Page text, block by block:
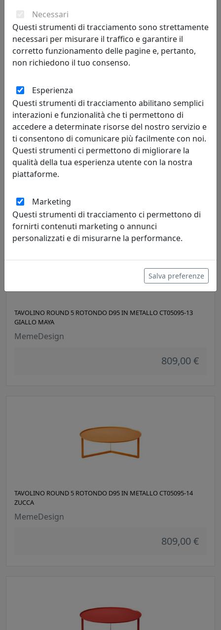
TAVOLINO ROUND 5 ROTONDO D95 IN METALLO CT05095-12
NERO
MemeDesign
TAVOLINO ROUND 5 ROTONDO D95 IN METALLO CT05095-13
GIALLO MAYA
MemeDesign
809,00 €
TAVOLINO ROUND 5 ROTONDO D95 IN METALLO CT05095-14
ZUCCA
MemeDesign
809,00 €
Necessari
Questi strumenti di tracciamento sono strettamente
necessari per misurare il traffico e garantire il
corretto funzionamento delle pagine e, pertanto,
non richiedono il tuo consenso.
Esperienza
Questi strumenti di tracciamento abilitano semplici
interazioni e funzionalità che ti permettono di
accedere a determinate risorse del nostro servizio e
ti consentono di comunicare più facilmente con noi.
Questi strumenti ci permettono di migliorare la
qualità della tua esperienza utente con la nostra
piattaforme.
Marketing
Questi strumenti di tracciamento ci permettono di
fornirti contenuti marketing o annunci
personalizzati e di misurarne la performance.
Salva preferenze